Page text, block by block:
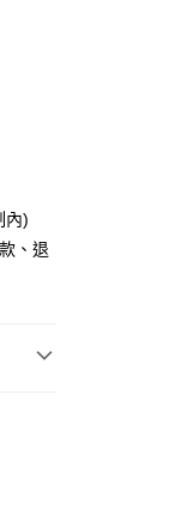
即
取
恕
內)
、退